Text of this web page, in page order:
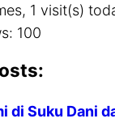
1 visit(s)
100
di Suku Dani